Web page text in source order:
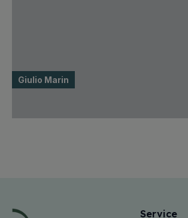
Giulio Marin
Service